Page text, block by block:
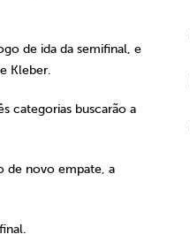
de ida da semifinal, e
Kleber.
categorias buscarão a
de novo empate, a